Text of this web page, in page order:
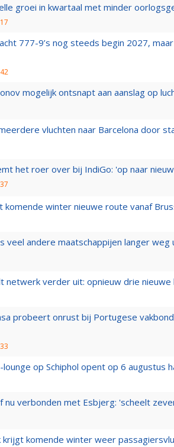
groei in kwartaal met minder
777-9’s nog steeds begin 2027,
mogelijk ontsnapt aan aanslag op
vluchten naar Barcelona door
het roer over bij IndiGo: 'op naar
komende winter nieuwe route vanaf
veel andere maatschappijen langer weg
netwerk verder uit: opnieuw drie
probeert onrust bij Portugese
op Schiphol opent op 6 augustus
nu verbonden met Esbjerg: 'scheelt
krijgt komende winter weer